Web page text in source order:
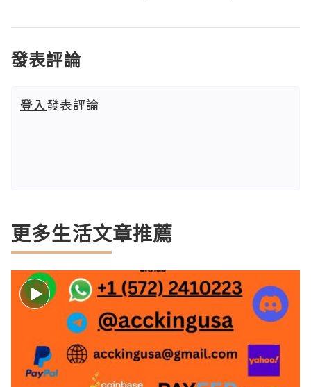
發表評論
登入發表評論
更多生活文章推薦